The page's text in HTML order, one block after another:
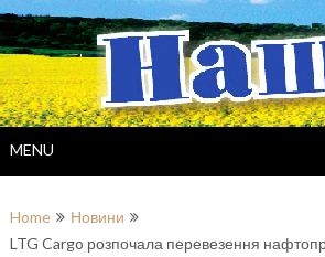
Skip
to
content
MENU
Home
Новини
LTG Cargo розпочала перевезення